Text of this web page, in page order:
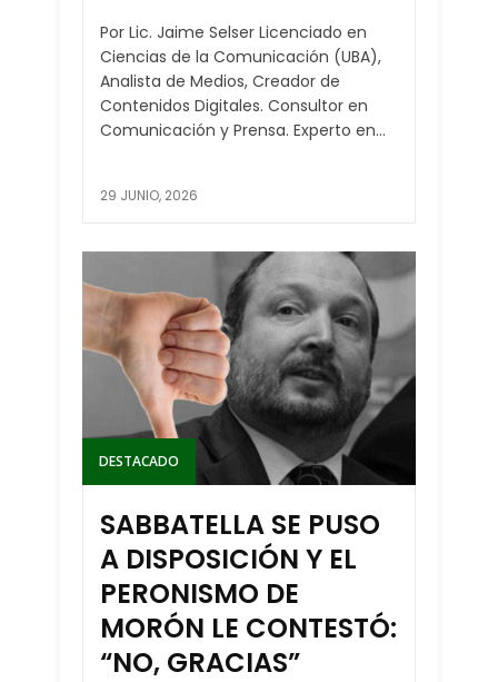
Por Lic. Jaime Selser Licenciado en
Ciencias de la Comunicación (UBA),
Analista de Medios, Creador de
Contenidos Digitales. Consultor en
Comunicación y Prensa. Experto en...
29 JUNIO, 2026
DESTACADO
SABBATELLA SE PUSO
A DISPOSICIÓN Y EL
PERONISMO DE
MORÓN LE CONTESTÓ:
“NO, GRACIAS”